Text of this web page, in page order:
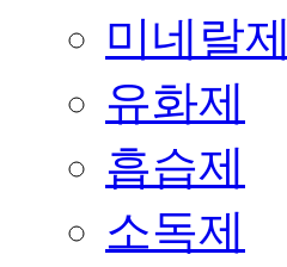
미네랄제
유화제
흡습제
소독제